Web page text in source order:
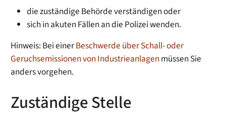
die zuständige Behörde verständigen oder
sich in akuten Fällen an die Polizei wenden.
Hinweis: Bei einerBeschwerde über Schall- oder
Geruchsemissionen von Industrieanlagenmüssen Sie
anders vorgehen.
Zuständige Stelle